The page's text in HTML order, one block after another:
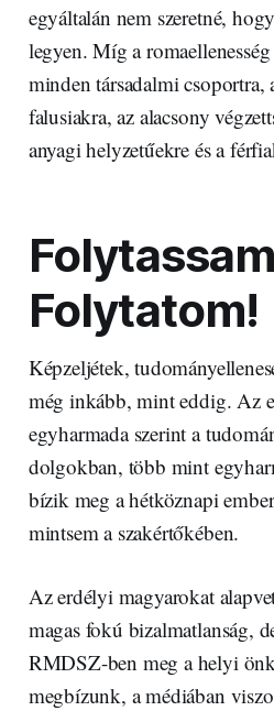
egyáltalán nem szeretné,
legyen. Míg a
minden társadalmi
falusiakra, az alacsony
anyagi helyzetűekre és a
Folytatom!
Képzeljétek,
még inkább, mint eddig. Az
egyharmada szerint a
dolgokban, több mint
bízik meg a hétköznapi
mintsem a szakértőkében.
Az erdélyi magyarokat
magas fokú bizalmatlanság,
RMDSZ-ben meg a helyi
megbízunk, a médiában